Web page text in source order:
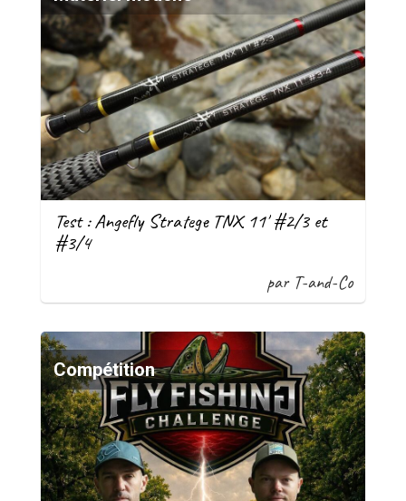
Test : Angefly Stratege TNX 11' #2/3 et
#3/4
par T-and-Co
Compétition